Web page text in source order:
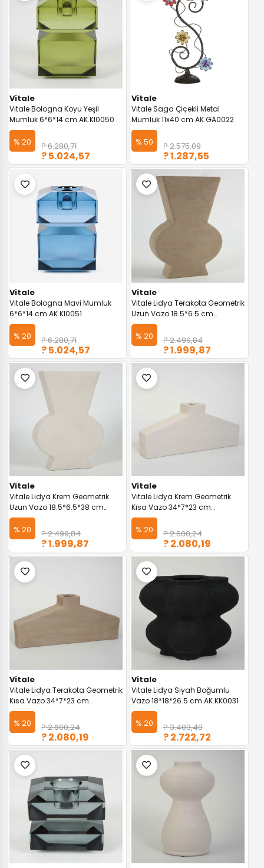
Vitale
Vitale Bologna Koyu Yeşil
Mumluk 6*6*14 cm AK.KI0050
% 20 ? 6.280,71
? 5.024,57
Vitale
Vitale Saga Çiçekli Metal
Mumluk 11x40 cm AK.GA0022
% 50 ? 2.575,09
? 1.287,55
Vitale
Vitale Bologna Mavi Mumluk
6*6*14 cm AK.KI0051
% 20 ? 6.280,71
? 5.024,57
Vitale
Vitale Lidya Terakota Geometrik
Uzun Vazo 18.5*6.5 cm
AK.KK0024
% 20 ? 2.499,84
? 1.999,87
Vitale
Vitale Lidya Krem Geometrik
Uzun Vazo 18.5*6.5*38 cm
AK.KK0025
% 20 ? 2.499,84
? 1.999,87
Vitale
Vitale Lidya Krem Geometrik
Kısa Vazo 34*7*23 cm
AK.KK0027
% 20 ? 2.600,24
? 2.080,19
Vitale
Vitale Lidya Terakota Geometrik
Kısa Vazo 34*7*23 cm
AK.KK0026
% 20 ? 2.600,24
? 2.080,19
Vitale
Vitale Lidya Siyah Boğumlu
Vazo 18*18*26.5 cm AK.KK0031
% 20 ? 3.403,40
? 2.722,72